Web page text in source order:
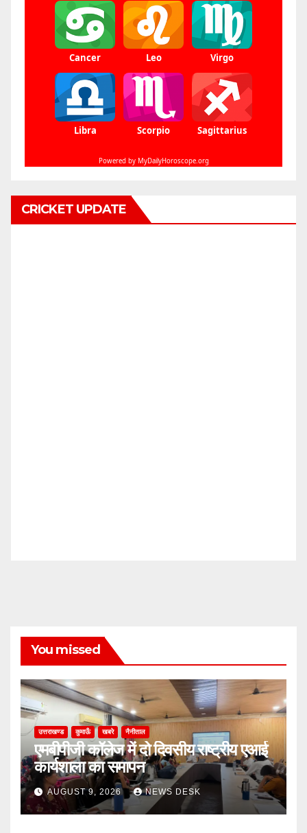
CRICKET UPDATE
You missed
उत्तराखण्ड कुमाऊँ खबरे नैनीताल
एमबीपीजी कॉलेज में दो दिवसीय राष्ट्रीय एआई
कार्यशाला का समापन
AUGUST 9, 2026 NEWS DESK